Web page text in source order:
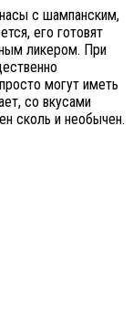
с шампанским,
его готовят
ликером. При
могут иметь
со вкусами
сколь и необычен.